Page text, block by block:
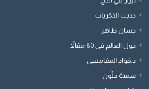
حديث الذكريات
حسان طاهر
حول العالم في 80 مقالاً
د.فؤاد المغامسي
سمية جلّون